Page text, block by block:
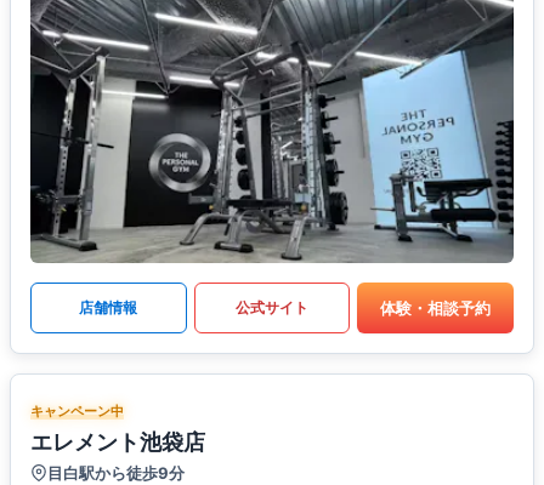
店舗情報 公式サイト 体験・相談予約
キャンペーン中
エレメント池袋店
目白駅から徒歩9分